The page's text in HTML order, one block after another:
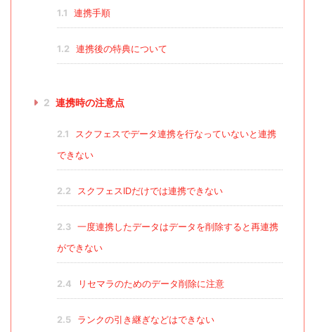
1.1 連携手順
1.2 連携後の特典について
2 連携時の注意点
2.1
スクフェスでデータ連携を行なっていないと連携
できない
2.2 スクフェスIDだけでは連携できない
2.3
一度連携したデータはデータを削除すると再連携
ができない
2.4 リセマラのためのデータ削除に注意
2.5 ランクの引き継ぎなどはできない